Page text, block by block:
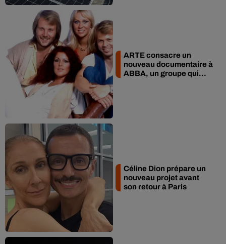
ARTE consacre un
nouveau documentaire à
ABBA, un groupe qui...
Céline Dion prépare un
nouveau projet avant
son retour à Paris